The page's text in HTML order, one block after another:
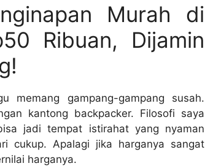
Murah di
Ribuan, Dijamin
memang gampang-gampang susah.
kantong backpacker. Filosofi saya
jadi tempat istirahat yang nyaman
cukup. Apalagi jika harganya sangat
harganya.